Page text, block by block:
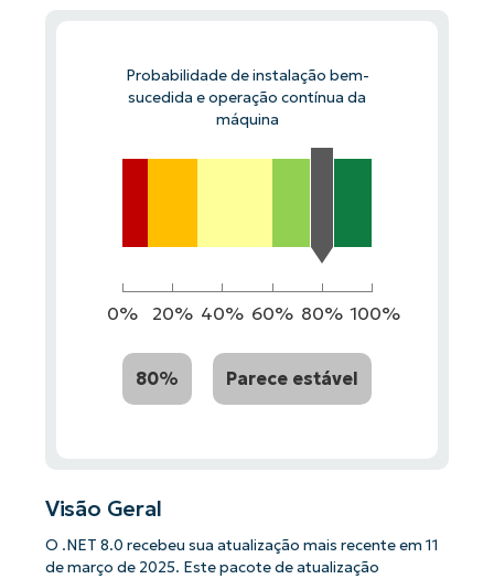
Probabilidade de instalação bem-
sucedida e operação contínua da
máquina
0% 20% 40% 60% 80% 100%
80% Parece estável
Visão Geral
O .NET 8.0 recebeu sua atualização mais recente em 11
de março de 2025. Este pacote de atualização